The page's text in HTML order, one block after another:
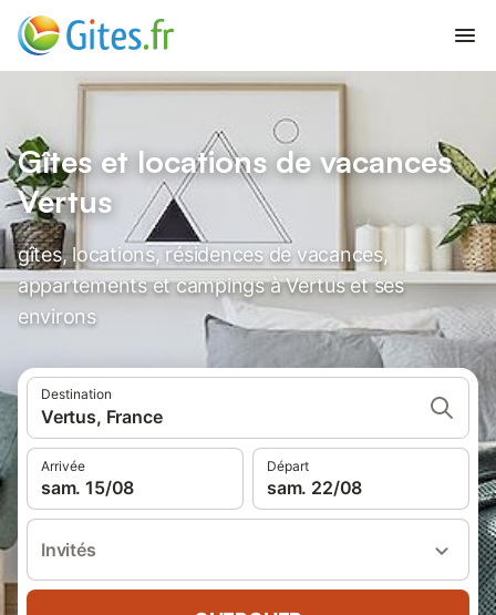
Gîtes et locations de vacances
Vertus
gîtes, locations, résidences de vacances,
appartements et campings à Vertus et ses
environs
Destination
Vertus, France
Arrivée
sam. 15/08
Départ
sam. 22/08
Invités